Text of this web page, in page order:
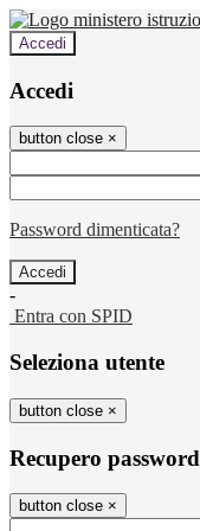
Accedi
Accedi
button close ×
Password dimenticata?
-
Entra con SPID
Seleziona utente
button close ×
Recupero password
button close ×